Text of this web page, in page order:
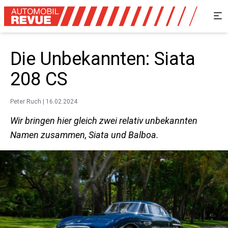
Die Unbekannten: Siata
208 CS
Peter Ruch | 16.02.2024
Wir bringen hier gleich zwei relativ unbekannten
Namen zusammen, Siata und Balboa.